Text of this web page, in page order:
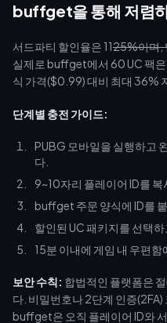
buffget을 통해 저렴
서드파티 할인율은 1125%이며,
실제로 buffget에서 60 UC 팩
식 가격($0.99) 대비 최대 36%
단계별 충전 가이드:
PUBG 모바일을 실행하고
다.
9~10자리 플레이어 ID를 복
buffget 주문 양식에 ID를
할인된 UC 패키지를 선택
15분 이내에 게임 내 우편함
보안 수칙: 합법적인 플랫폼은
다. 비밀번호나 2단계 인증
buffget은 오직 플레이어 ID와